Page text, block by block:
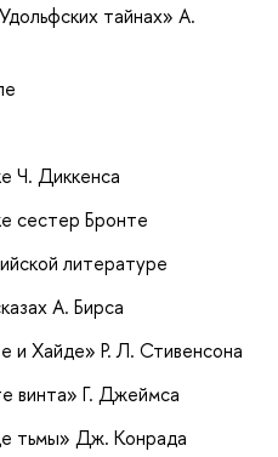
тайнах» А.
Ч. Диккенса
сестер Бронте
литературе
А. Бирса
и Хайде» Р. Л. Стивенсона
винта» Г. Джеймса
тьмы» Дж. Конрада